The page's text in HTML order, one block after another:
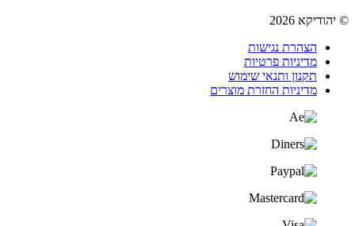
© יהודיקא 2026
הצהרת נגישות
מדיניות פרטיות
תקנון ותנאי שימוש
מדיניות החזרת מוצרים